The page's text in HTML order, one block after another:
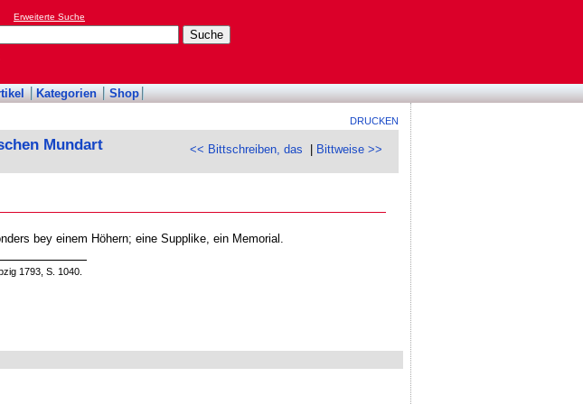
Erweiterte Suche
Kategorien Shop
DRUCKEN
<< Bittschreiben, das Bittweise >>
Mundart
bey einem Höhern; eine Supplike, ein Memorial.
1793, S. 1040.